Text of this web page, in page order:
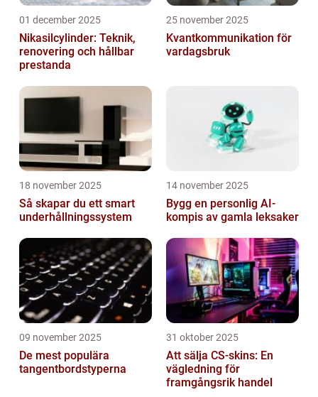
01 december 2025
Nikasilcylinder: Teknik,
renovering och hållbar
prestanda
25 november 2025
Kvantkommunikation för
vardagsbruk
18 november 2025
Så skapar du ett smart
underhållningssystem
14 november 2025
Bygg en personlig AI-
kompis av gamla leksaker
09 november 2025
De mest populära
tangentbordstyperna
31 oktober 2025
Att sälja CS-skins: En
vägledning för
framgångsrik handel